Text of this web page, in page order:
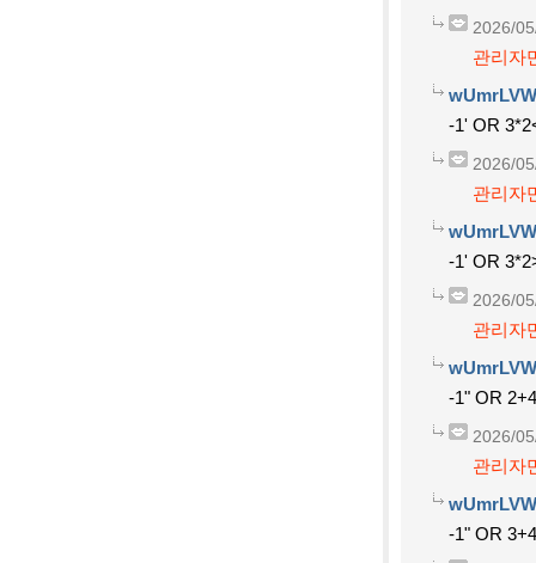
2026/
관리자
-1' OR
2026/
관리자
-1' OR
2026/
관리자
-1" OR
2026/
관리자
-1" OR